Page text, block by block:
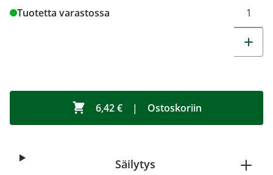
Tuotetta varastossa
6,42 € | Ostoskoriin
Säilytys